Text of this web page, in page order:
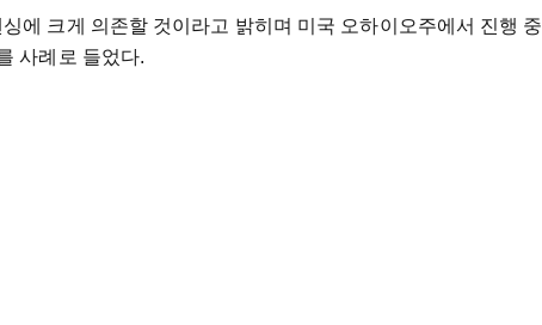
에 크게 의존할 것이라고 밝히며 미국 오하이오주에서 진행 중
사례로 들었다.